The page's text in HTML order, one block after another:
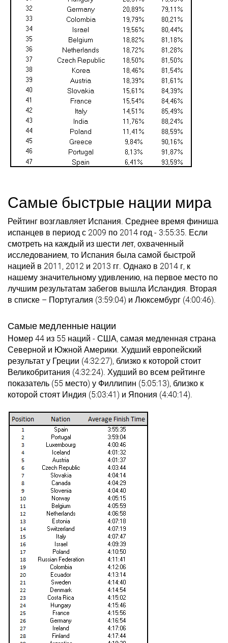
Самые быстрые нации мира
Рейтинг возглавляет Испания. Среднее время финиша
испанцев в период с 2009 по 2014 год - 3:55:35. Если
смотреть на каждый из шести лет, охваченный
исследованием, то Испания была самой быстрой
нацией в 2011, 2012 и 2013 гг. Однако в 2014 г, к
нашему значительному удивлению, на первое место по
лучшим результатам забегов вышла Исландия. Вторая
в списке – Португалия (3:59:04) и Люксембург (4:00:46).
Самые медленные нации
Номер 44 из 55 наций - США, самая медленная страна
Северной и Южной Америки. Худший европейский
результат у Греции (4:32:27), близко к которой стоит
Великобритания (4:32:24). Худший во всем рейтинге
показатель (55 место) у Филлипин (5:05:13), близко к
которой стоят Индия (5:03:41) и Япония (4:40:14).